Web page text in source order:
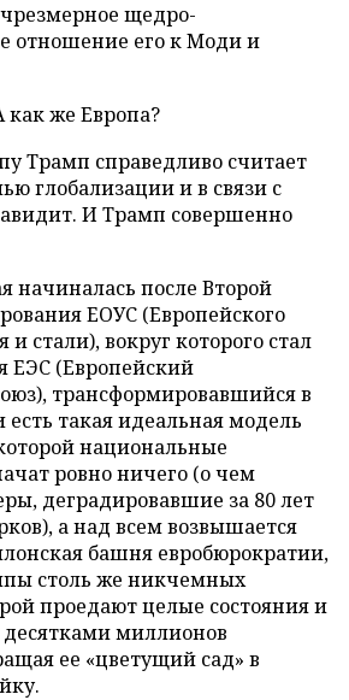
щедро-
отношение его к Моди и
как же Европа?
Трамп справедливо считает
глобализации и в связи с
И Трамп совершенно
начиналась после Второй
ЕОУС (Европейского
стали), вокруг которого стал
ЕЭС (Европейский
трансформировавшийся в
такая идеальная модель
национальные
ровно ничего (о чем
деградировавшие за 80 лет
а над всем возвышается
башня евробюрократии,
столь же никчемных
проедают целые состояния и
миллионов
ее «цветущий сад» в